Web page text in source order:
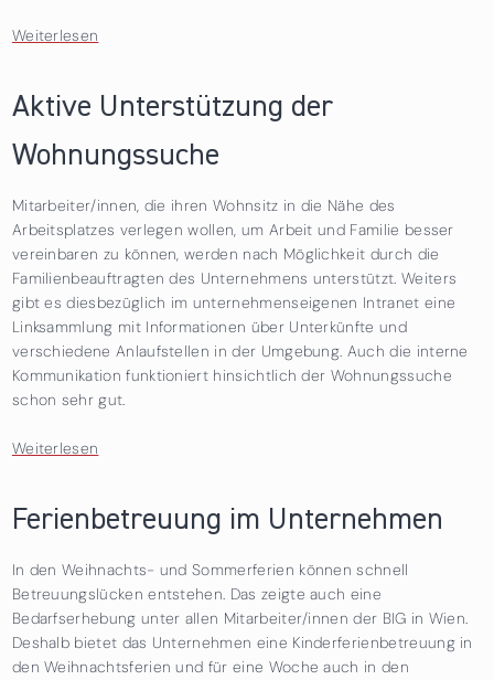
Weiterlesen
Aktive Unterstützung der
Wohnungssuche
Mitarbeiter/innen, die ihren Wohnsitz in die Nähe des
Arbeitsplatzes verlegen wollen, um Arbeit und Familie besser
vereinbaren zu können, werden nach Möglichkeit durch die
Familienbeauftragten des Unternehmens unterstützt. Weiters
gibt es diesbezüglich im unternehmenseigenen Intranet eine
Linksammlung mit Informationen über Unterkünfte und
verschiedene Anlaufstellen in der Umgebung. Auch die interne
Kommunikation funktioniert hinsichtlich der Wohnungssuche
schon sehr gut.
Weiterlesen
Ferienbetreuung im Unternehmen
In den Weihnachts- und Sommerferien können schnell
Betreuungslücken entstehen. Das zeigte auch eine
Bedarfserhebung unter allen Mitarbeiter/innen der BIG in Wien.
Deshalb bietet das Unternehmen eine Kinderferienbetreuung in
den Weihnachtsferien und für eine Woche auch in den